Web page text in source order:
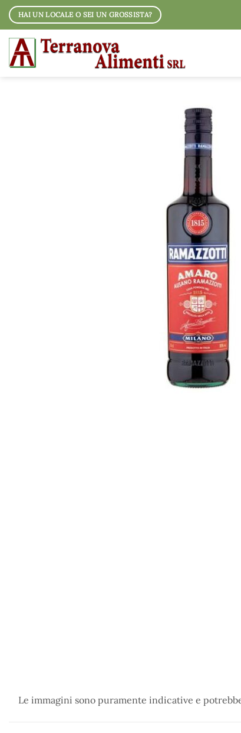
Salta
contenuti
HAI UN LOCALE O SEI UN GROSSISTA?
Le immagini sono puramente indicative e